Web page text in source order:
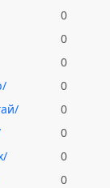
0
0
0
0
0
0
0
0